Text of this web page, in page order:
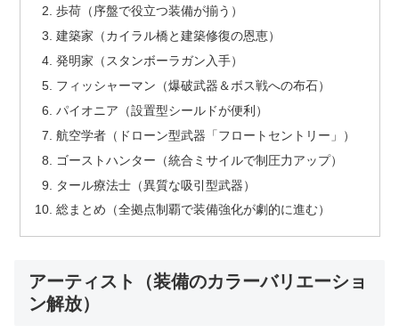
歩荷（序盤で役立つ装備が揃う）
建築家（カイラル橋と建築修復の恩恵）
発明家（スタンボーラガン入手）
フィッシャーマン（爆破武器＆ボス戦への布石）
パイオニア（設置型シールドが便利）
航空学者（ドローン型武器「フロートセントリー」）
ゴーストハンター（統合ミサイルで制圧力アップ）
タール療法士（異質な吸引型武器）
総まとめ（全拠点制覇で装備強化が劇的に進む）
アーティスト（装備のカラーバリエーショ
ン解放）